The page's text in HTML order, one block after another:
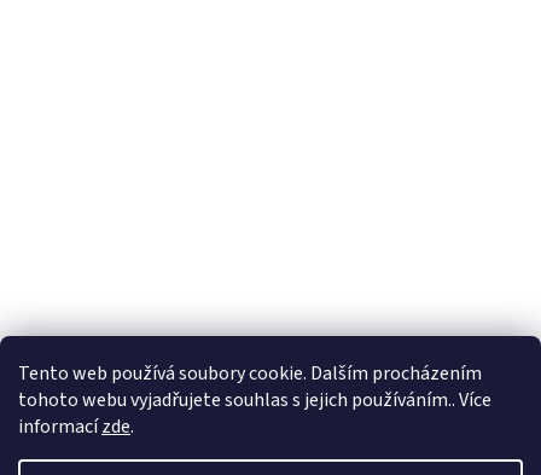
Tento web používá soubory cookie. Dalším procházením
tohoto webu vyjadřujete souhlas s jejich používáním.. Více
informacízde.